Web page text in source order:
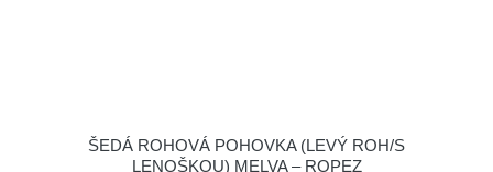
ŠEDÁ ROHOVÁ POHOVKA (LEVÝ ROH/S
LENOŠKOU) MELVA – ROPEZ